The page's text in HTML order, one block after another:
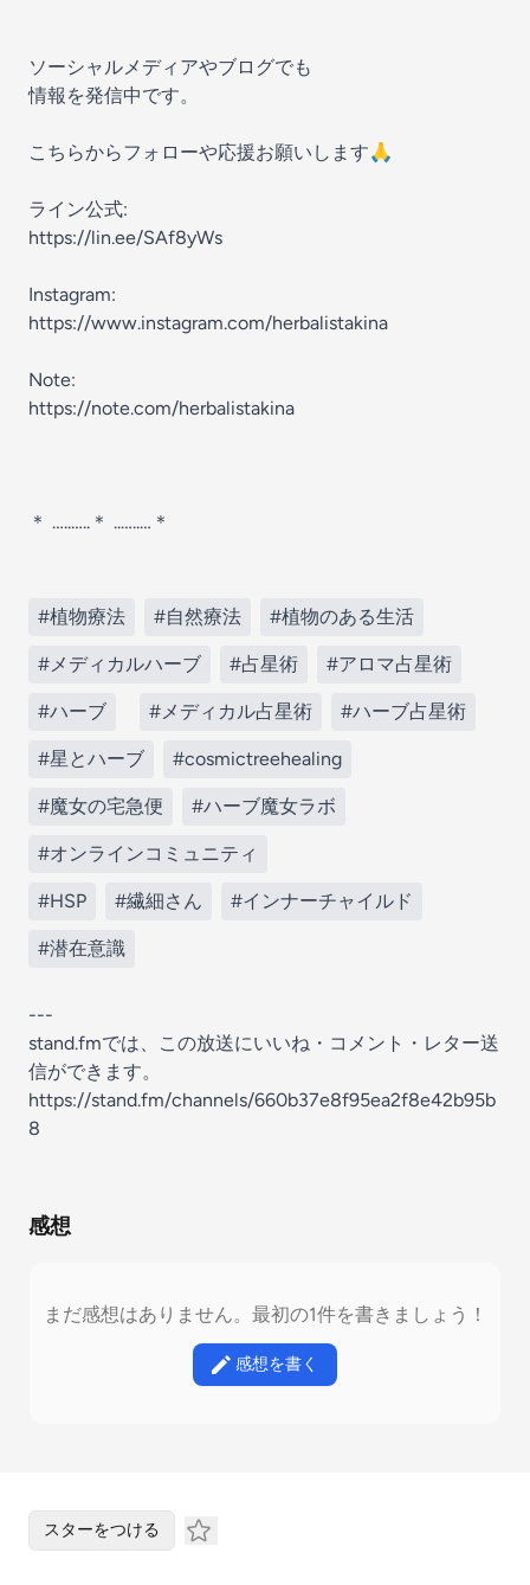
ソーシャルメディアやブログでも
情報を発信中です。
こちらからフォローや応援お願いします🙏
ライン公式:
https://lin.ee/SAf8yWs
Instagram:
https://www.instagram.com/herbalistakina
Note:
https://note.com/herbalistakina
＊ …..…..＊ ..…..…＊
#植物療法 #自然療法 #植物のある生活
#メディカルハーブ #占星術 #アロマ占星術
#ハーブ #メディカル占星術 #ハーブ占星術
#星とハーブ #cosmictreehealing
#魔女の宅急便 #ハーブ魔女ラボ
#オンラインコミュニティ
#HSP #繊細さん #インナーチャイルド
#潜在意識
---
stand.fmでは、この放送にいいね・コメント・レター送
信ができます。
https://stand.fm/channels/660b37e8f95ea2f8e42b95b
8
感想
まだ感想はありません。最初の1件を書きましょう！
感想を書く
スターをつける